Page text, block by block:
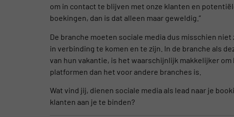
om in contact te blijven met onze klanten en
boekingen, dan is dat alleen maar geweldig.”
De branche moeten sociale media dus misschien
in verbinding te komen en te zijn. In de branche als
van hun vakantie, is het waarschijnlijk makkelijker
platformen dan het voor andere branches is.
Wat vind jij, dienen sociale media als lead naar je
klanten aan je te binden?